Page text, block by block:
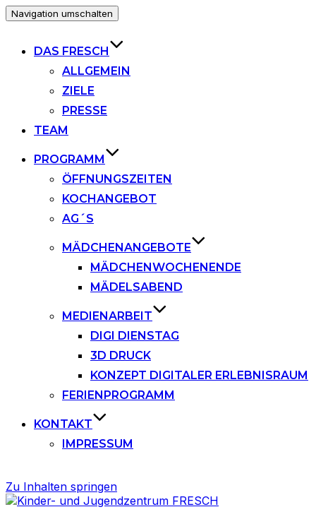
Navigation umschalten
DAS FRESCH
ALLGEMEIN
ZIELE
PRESSE
TEAM
PROGRAMM
ÖFFNUNGSZEITEN
KOCHANGEBOT
AG´S
MÄDCHENANGEBOTE
MÄDCHENWOCHENENDE
MÄDELSABEND
MEDIENARBEIT
DIGI DIENSTAG
3D DRUCK
KONZEPT DIGITALER ERLEBNISRAUM
FERIENPROGRAMM
KONTAKT
IMPRESSUM
Zu Inhalten springen